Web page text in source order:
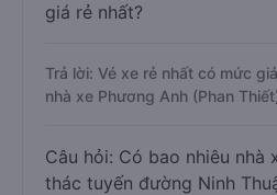
giá rẻ nhất?
Trả lời: Vé xe rẻ nhất có mức
nhà xe Phương Anh (Phan
Câu hỏi: Có bao nhiêu nhà
thác tuyến đường Ninh